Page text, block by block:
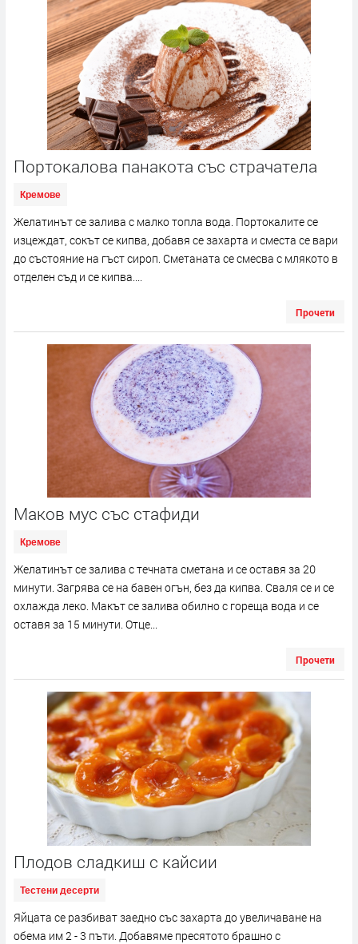
Портокалова панакота със страчатела
Кремове
Желатинът се залива с малко топла вода. Портокалите се
изцеждат, сокът се кипва, добавя се захарта и сместа се вари
до състояние на гъст сироп. Сметаната се смесва с млякото в
отделен съд и се кипва....
Прочети
Маков мус със стафиди
Кремове
Желатинът се залива с течната сметана и се оставя за 20
минути. Загрява се на бавен огън, без да кипва. Сваля се и се
охлажда леко. Макът се залива обилно с гореща вода и се
оставя за 15 минути. Отце...
Прочети
Плодов сладкиш с кайсии
Тестени десерти
Яйцата се разбиват заедно със захарта до увеличаване на
обема им 2 - 3 пъти. Добавяме пресятото брашно с